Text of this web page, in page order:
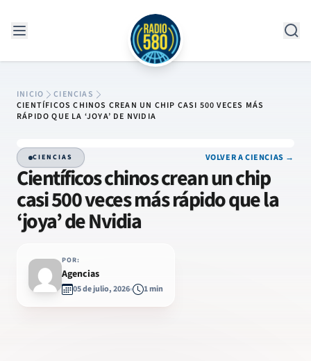
INICIO
CIENCIAS
CIENTÍFICOS CHINOS CREAN UN CHIP CASI 500 VECES MÁS
RÁPIDO QUE LA ‘JOYA’ DE NVIDIA
CIENCIAS VOLVER A CIENCIAS →
Científicos chinos crean un chip
casi 500 veces más rápido que la
‘joya’ de Nvidia
POR:
Agencias
05 de julio, 2026 1 min